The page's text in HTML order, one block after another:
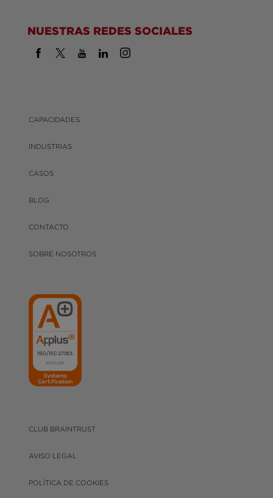
NUESTRAS REDES SOCIALES
CAPACIDADES
INDUSTRIAS
CASOS
BLOG
CONTACTO
SOBRE NOSOTROS
CLUB BRAINTRUST
AVISO LEGAL
POLÍTICA DE COOKIES